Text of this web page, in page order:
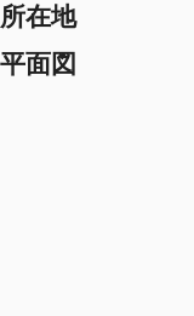
所在地
平面図